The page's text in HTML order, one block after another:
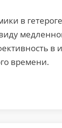
в
в
времени.